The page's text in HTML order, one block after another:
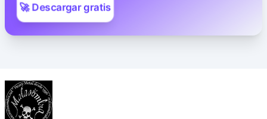
🚀 Descargar gratis